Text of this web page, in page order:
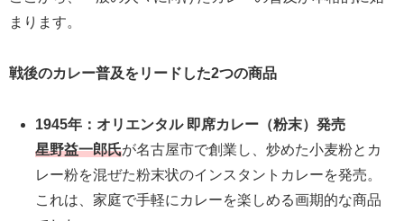
まります。
戦後のカレー普及をリードした2つの商品
1945年：オリエンタル 即席カレー（粉末）発売
星野益一郎氏が名古屋市で創業し、炒めた小麦粉とカ
レー粉を混ぜた粉末状のインスタントカレーを発売。
これは、家庭で手軽にカレーを楽しめる画期的な商品